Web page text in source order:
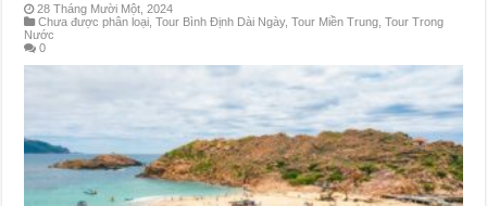
28 Tháng Mười Một, 2024
Chưa được phân loại ,Tour Bình Định Dài Ngày,Tour Miền Trung ,Tour Trong
Nước
0